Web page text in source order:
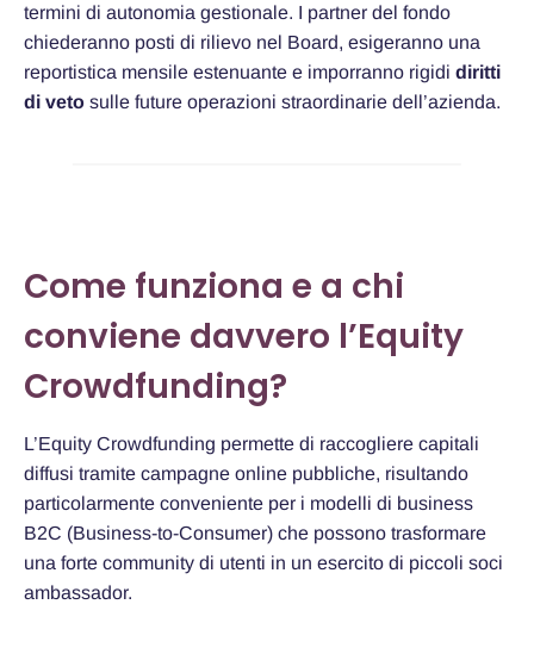
termini di autonomia gestionale. I partner del fondo
chiederanno posti di rilievo nel Board, esigeranno una
reportistica mensile estenuante e imporranno rigidi diritti
di veto sulle future operazioni straordinarie dell’azienda.
Come funziona e a chi
conviene davvero l’Equity
Crowdfunding?
L’Equity Crowdfunding permette di raccogliere capitali
diffusi tramite campagne online pubbliche, risultando
particolarmente conveniente per i modelli di business
B2C (Business-to-Consumer) che possono trasformare
una forte community di utenti in un esercito di piccoli soci
ambassador.